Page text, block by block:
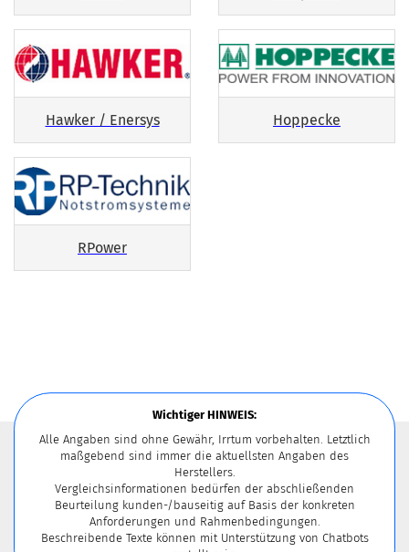
Hawker / Enersys Hoppecke
RPower
Wichtiger HINWEIS:
Alle Angaben sind ohne Gewähr, Irrtum vorbehalten. Letztlich
maßgebend sind immer die aktuellsten Angaben des
Herstellers.
Vergleichsinformationen bedürfen der abschließenden
Beurteilung kunden-/bauseitig auf Basis der konkreten
Anforderungen und Rahmenbedingungen.
Beschreibende Texte können mit Unterstützung von Chatbots